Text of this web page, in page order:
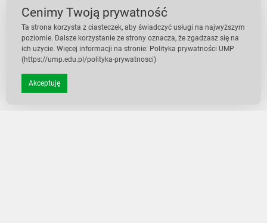
Katalog – instrukcja
Opłaty biblioteczne
Cenimy Twoją prywatność
Ta strona korzysta z ciasteczek, aby świadczyć usługi na najwyższym
poziomie. Dalsze korzystanie ze strony oznacza, że zgadzasz się na
ich użycie. Więcej informacji na stronie: Polityka prywatności UMP
(https://ump.edu.pl/polityka-prywatnosci)
Akceptuję